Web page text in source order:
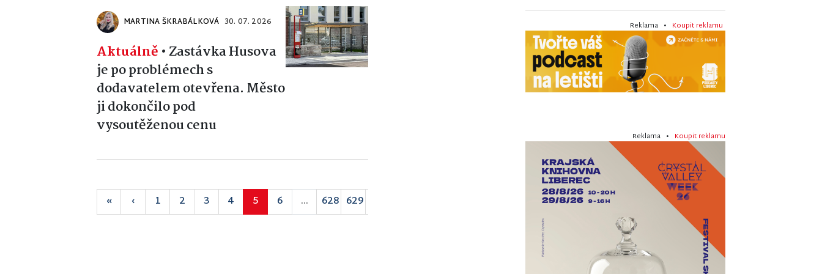
MARTINA ŠKRABÁLKOVÁ 30. 07. 2026
Aktuálně • Zastávka Husova
je po problémech s
dodavatelem otevřena. Město
ji dokončilo pod
vysoutěženou cenu
« ‹ 1 2 3 4 5 6 ... 628 629
Reklama • Koupit reklamu
Reklama • Koupit reklamu